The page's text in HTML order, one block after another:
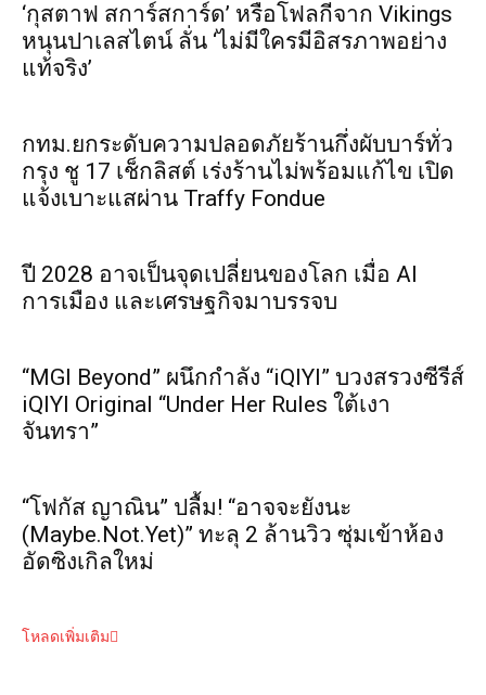
‘กุสตาฟ สการ์สการ์ด’ หรือโฟลกีจาก Vikings
หนุนปาเลสไตน์ ลั่น ‘ไม่มีใครมีอิสรภาพอย่าง
แท้จริง’
กทม.ยกระดับความปลอดภัยร้านกึ่งผับบาร์ทั่ว
กรุง ชู 17 เช็กลิสต์ เร่งร้านไม่พร้อมแก้ไข เปิด
แจ้งเบาะแสผ่าน Traffy Fondue
ปี 2028 อาจเป็นจุดเปลี่ยนของโลก เมื่อ AI
การเมือง และเศรษฐกิจมาบรรจบ
“MGI Beyond” ผนึกกำลัง “iQIYI” บวงสรวงซีรีส์
iQIYI Original “Under Her Rules ใต้เงา
จันทรา”
“โฟกัส ญาณิน” ปลื้ม! “อาจจะยังนะ
(Maybe.Not.Yet)” ทะลุ 2 ล้านวิว ซุ่มเข้าห้อง
อัดซิงเกิลใหม่
โหลดเพิ่มเติม